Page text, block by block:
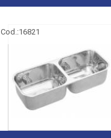
Cod.:16821